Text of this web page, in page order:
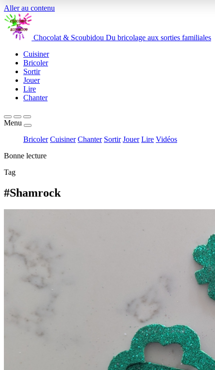
Aller au contenu
Chocolat & Scoubidou Du bricolage aux sorties familiales
Cuisiner
Bricoler
Sortir
Jouer
Lire
Chanter
Menu
Bricoler Cuisiner Chanter Sortir Jouer Lire Vidéos
Bonne lecture
Tag
#Shamrock